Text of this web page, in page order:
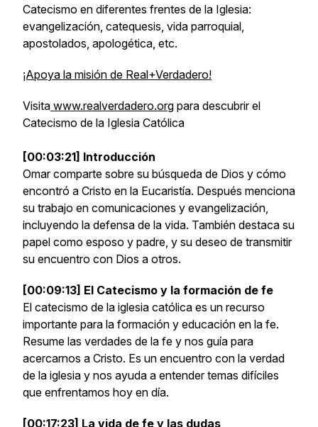
Catecismo en diferentes frentes de la Iglesia:
evangelización, catequesis, vida parroquial,
apostolados, apologética, etc.
¡Apoya la misión de Real+Verdadero!
Visita www.realverdadero.org para descubrir el
Catecismo de la Iglesia Católica
[00:03:21] Introducción
Omar comparte sobre su búsqueda de Dios y cómo
encontró a Cristo en la Eucaristía. Después menciona
su trabajo en comunicaciones y evangelización,
incluyendo la defensa de la vida. También destaca su
papel como esposo y padre, y su deseo de transmitir
su encuentro con Dios a otros.
[00:09:13] El Catecismo y la formación de fe
El catecismo de la iglesia católica es un recurso
importante para la formación y educación en la fe.
Resume las verdades de la fe y nos guía para
acercarnos a Cristo. Es un encuentro con la verdad
de la iglesia y nos ayuda a entender temas difíciles
que enfrentamos hoy en día.
[00:17:23] La vida de fe y las dudas